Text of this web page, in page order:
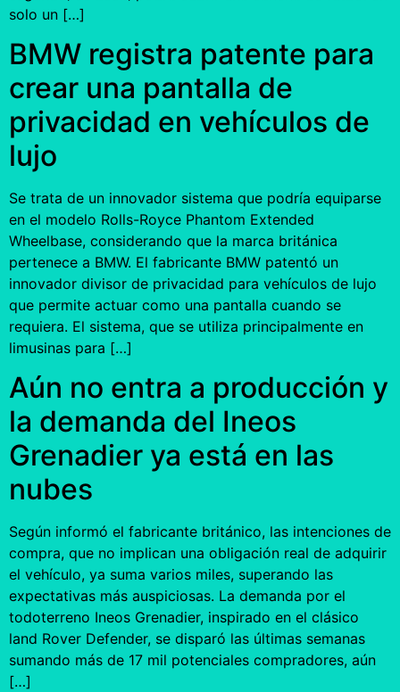
solo un […]
BMW registra patente para
crear una pantalla de
privacidad en vehículos de
lujo
Se trata de un innovador sistema que podría equiparse
en el modelo Rolls-Royce Phantom Extended
Wheelbase, considerando que la marca británica
pertenece a BMW. El fabricante BMW patentó un
innovador divisor de privacidad para vehículos de lujo
que permite actuar como una pantalla cuando se
requiera. El sistema, que se utiliza principalmente en
limusinas para […]
Aún no entra a producción y
la demanda del Ineos
Grenadier ya está en las
nubes
Según informó el fabricante británico, las intenciones de
compra, que no implican una obligación real de adquirir
el vehículo, ya suma varios miles, superando las
expectativas más auspiciosas. La demanda por el
todoterreno Ineos Grenadier, inspirado en el clásico
land Rover Defender, se disparó las últimas semanas
sumando más de 17 mil potenciales compradores, aún
[…]